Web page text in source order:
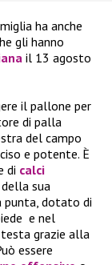
ha anche
gli hanno
il 13 agosto
il pallone per
di palla
del campo
e potente. È
di calci
sua
punta, dotato di
e nel
testa grazie alla
essere